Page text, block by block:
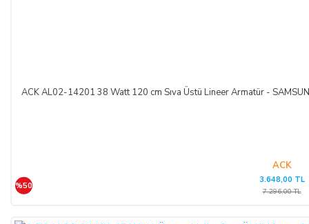
ACK AL02-14201 38 Watt 120 cm Sıva Üstü Lineer Armatür -
ACK
%50
3.648,00 TL
7.296,00 TL